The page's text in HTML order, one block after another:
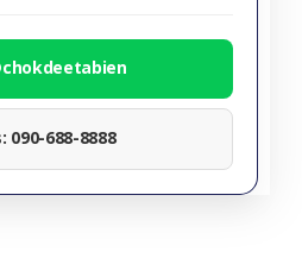
: 090-688-8888